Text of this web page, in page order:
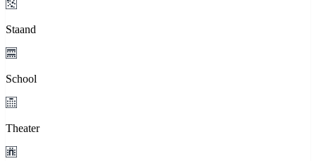
Staand
School
Theater